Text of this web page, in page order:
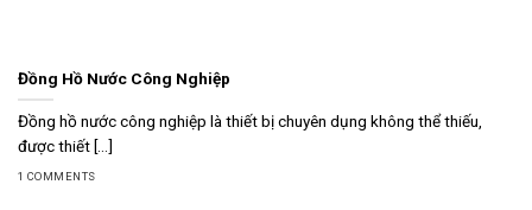
Đồng Hồ Nước Công Nghiệp
Đồng hồ nước công nghiệp là thiết bị chuyên dụng không thể thiếu,
được thiết [...]
1 COMMENTS